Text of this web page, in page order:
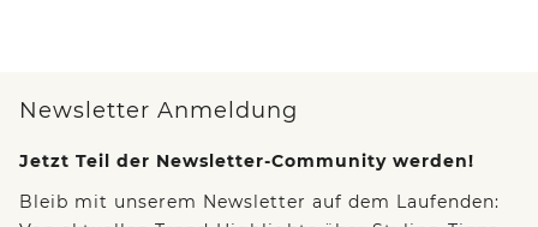
Newsletter Anmeldung
Jetzt Teil der Newsletter-Community werden!
Bleib mit unserem Newsletter auf dem Laufenden: